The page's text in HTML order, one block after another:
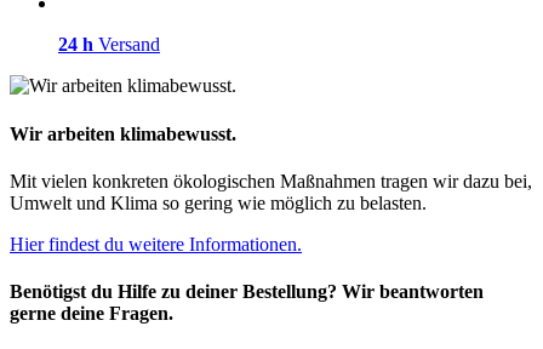
24 h Versand
Wir arbeiten klimabewusst.
Mit vielen konkreten ökologischen Maßnahmen tragen wir dazu bei,
Umwelt und Klima so gering wie möglich zu belasten.
Hier findest du weitere Informationen.
Benötigst du Hilfe zu deiner Bestellung? Wir beantworten
gerne deine Fragen.